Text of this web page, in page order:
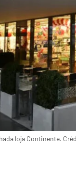
loja Continente.